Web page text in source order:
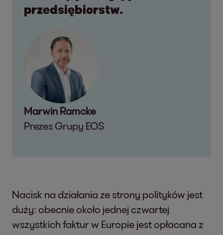
przedsiębiorstw.
Marwin Ramcke
Prezes Grupy EOS
Nacisk na działania ze strony polityków jest
duży: obecnie około jednej czwartej
wszystkich faktur w Europie jest opłacana z